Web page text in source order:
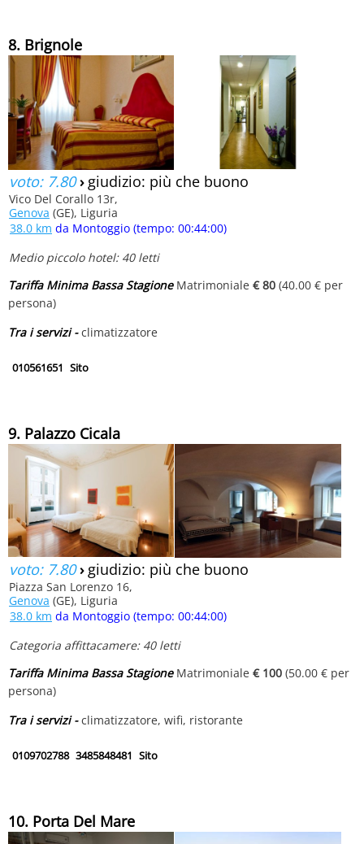
8. Brignole
voto: 7.80› giudizio: più che buono
Vico Del Corallo 13r,
Genova (GE), Liguria
38.0 km da Montoggio (tempo: 00:44:00)
Medio piccolo hotel: 40 letti
Tariffa Minima Bassa StagioneMatrimoniale € 80 (40.00 € per
persona)
Tra i servizi -climatizzatore
010561651 Sito
9. Palazzo Cicala
voto: 7.80› giudizio: più che buono
Piazza San Lorenzo 16,
Genova (GE), Liguria
38.0 km da Montoggio (tempo: 00:44:00)
Categoria affittacamere: 40 letti
Tariffa Minima Bassa StagioneMatrimoniale € 100 (50.00 € per
persona)
Tra i servizi -climatizzatore, wifi, ristorante
0109702788 3485848481 Sito
10. Porta Del Mare